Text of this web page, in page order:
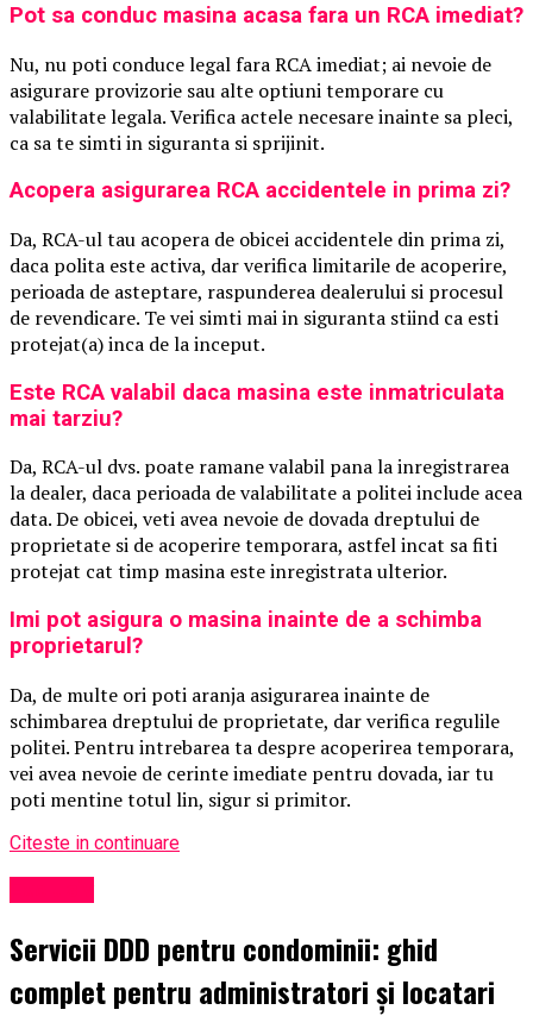
Pot sa conduc masina acasa fara un RCA imediat?
Nu, nu poti conduce legal fara RCA imediat; ai nevoie de
asigurare provizorie sau alte optiuni temporare cu
valabilitate legala. Verifica actele necesare inainte sa pleci,
ca sa te simti in siguranta si sprijinit.
Acopera asigurarea RCA accidentele in prima zi?
Da, RCA-ul tau acopera de obicei accidentele din prima zi,
daca polita este activa, dar verifica limitarile de acoperire,
perioada de asteptare, raspunderea dealerului si procesul
de revendicare. Te vei simti mai in siguranta stiind ca esti
protejat(a) inca de la inceput.
Este RCA valabil daca masina este inmatriculata
mai tarziu?
Da, RCA-ul dvs. poate ramane valabil pana la inregistrarea
la dealer, daca perioada de valabilitate a politei include acea
data. De obicei, veti avea nevoie de dovada dreptului de
proprietate si de acoperire temporara, astfel incat sa fiti
protejat cat timp masina este inregistrata ulterior.
Imi pot asigura o masina inainte de a schimba
proprietarul?
Da, de multe ori poti aranja asigurarea inainte de
schimbarea dreptului de proprietate, dar verifica regulile
politei. Pentru intrebarea ta despre acoperirea temporara,
vei avea nevoie de cerinte imediate pentru dovada, iar tu
poti mentine totul lin, sigur si primitor.
Citeste in continuare
Servicii DDD pentru condominii: ghid
complet pentru administratori și locatari